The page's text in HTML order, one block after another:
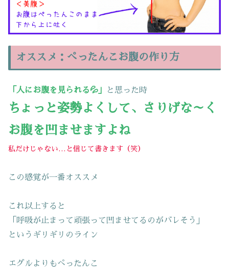
オススメ：ぺったんこお腹の作り方
「人にお腹を見られる💦」 と思った時
ちょっと姿勢よくして、さりげな～く
お腹を凹ませますよね
私だけじゃない…と信じて書きます（笑）
この感覚が一番オススメ
これ以上すると
「呼吸が止まって頑張って凹ませてるのがバレそう」
というギリギリのライン
エグルよりもぺったんこ